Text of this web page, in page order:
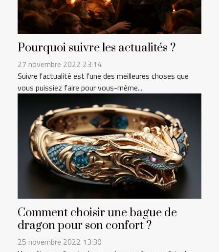
Pourquoi suivre les actualités ?
27 novembre 2022 23:14
Suivre l'actualité est l'une des meilleures choses que
vous puissiez faire pour vous-même...
Comment choisir une bague de
dragon pour son confort ?
25 novembre 2022 13:30